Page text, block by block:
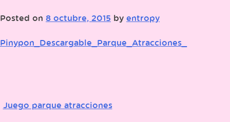
Posted on 8 octubre, 2015 by entropy
Pinypon_Descargable_Parque_Atracciones_
Navegación
Juego parque atracciones